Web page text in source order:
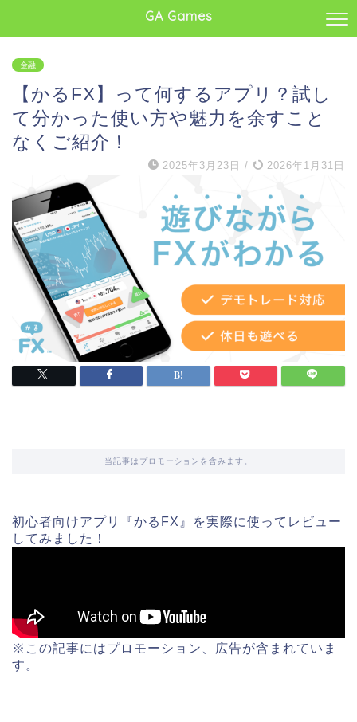
GA Games
金融
【かるFX】って何するアプリ？試し
て分かった使い方や魅力を余すこと
なくご紹介！
2025年3月23日 / 2026年1月31日
当記事はプロモーションを含みます。
初心者向けアプリ『かるFX』を実際に使ってレビュー
してみました！
※この記事にはプロモーション、広告が含まれていま
す。